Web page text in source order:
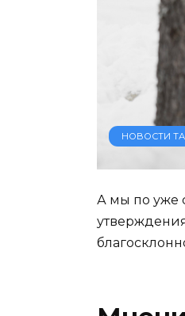
НОВОСТИ
А мы по уже